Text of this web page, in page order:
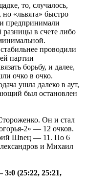
то, случалось,
«львята» быстро
предпринимали
в счете либо
проводили
партии
борьбу, и далее,
очко в очко.
ушла далеко в аут,
был остановлен
Он и стал
2» — 12 очков.
Швец — 11. По 6
и Михаил
(25:22, 25:21,